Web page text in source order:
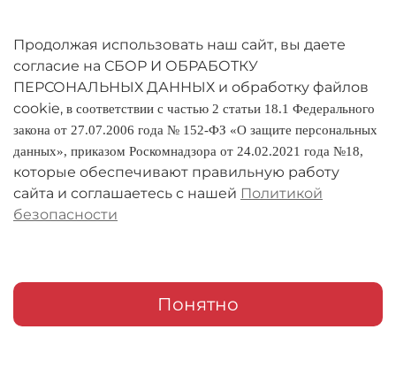
Оферта
Политика конфиденциальности
Оплата и доставка
Условия обмена и возврата
Реквизиты
Продолжая использовать наш сайт, вы даете
согласие на СБОР И ОБРАБОТКУ
ПЕРСОНАЛЬНЫХ ДАННЫХ и обработку файлов
cookie, в соответствии с частью 2 статьи 18.1 Федерального
закона от 27.07.2006 года № 152-ФЗ «О защите персональных
данных», приказом Роскомнадзора от 24.02.2021 года №18,
которые обеспечивают правильную работу
сайта и соглашаетесь с нашей Политикой
безопасности
Понятно